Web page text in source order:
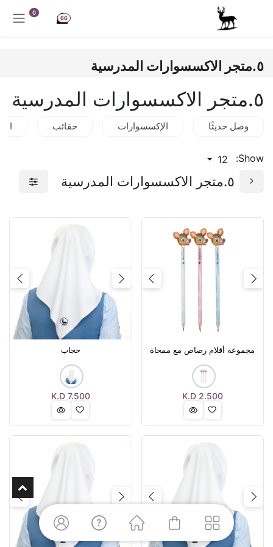
تخطي للذهاب إلى المحتوى
66
0
٥.متجر الاكسسوارات المدرسية
٥.متجر الاكسسوارات المدرسية
وصل حديثًا الإكسسوارات حقائب
Show:
12
٥.متجر الاكسسوارات المدرسية
Previous
Next
مجموعة أقلام رصاص مع ممحاة
2.500
K.D
Previous
حجاب
7.500
K.D
Previous
Next
Previous